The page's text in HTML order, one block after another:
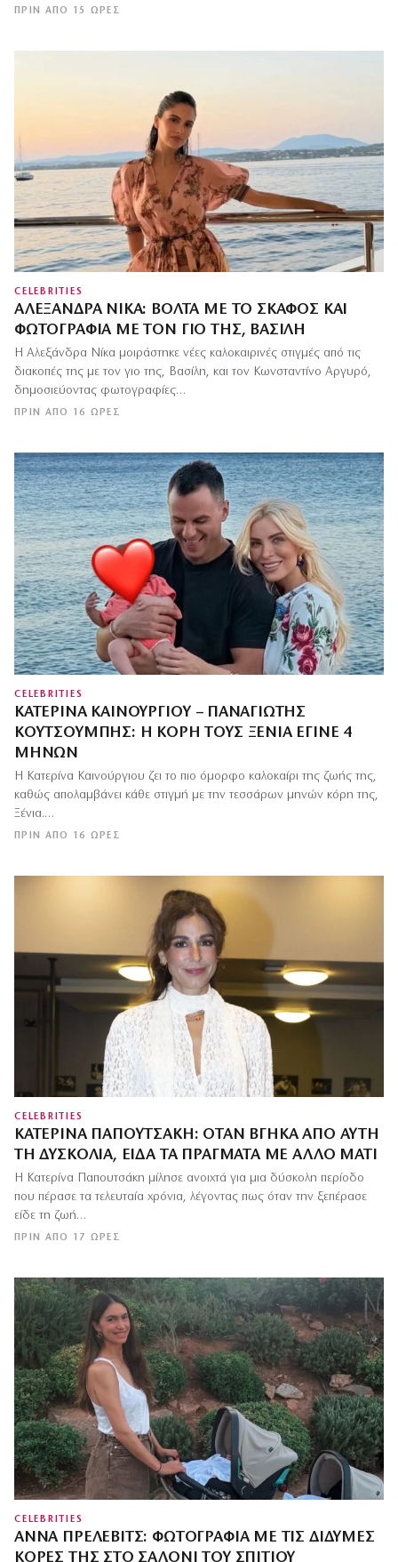
ΠΡΙΝ ΑΠΌ 15 ΏΡΕΣ
CELEBRITIES
ΑΛΕΞΆΝΔΡΑ ΝΊΚΑ: ΒΌΛΤΑ ΜΕ ΤΟ ΣΚΆΦΟΣ ΚΑΙ
ΦΩΤΟΓΡΑΦΊΑ ΜΕ ΤΟΝ ΓΙΟ ΤΗΣ, ΒΑΣΊΛΗ
ΠΡΙΝ ΑΠΌ 16 ΏΡΕΣ
Η Αλεξάνδρα Νίκα μοιράστηκε νέες καλοκαιρινές στιγμές από τις
διακοπές της με τον γιο της, Βασίλη, και τον Κωνσταντίνο Αργυρό,
δημοσιεύοντας φωτογραφίες…
CELEBRITIES
ΚΑΤΕΡΊΝΑ ΚΑΙΝΟΎΡΓΙΟΥ – ΠΑΝΑΓΙΏΤΗΣ
ΚΟΥΤΣΟΥΜΠΉΣ: Η ΚΌΡΗ ΤΟΥΣ ΞΈΝΙΑ ΈΓΙΝΕ 4
ΜΗΝΏΝ
ΠΡΙΝ ΑΠΌ 16 ΏΡΕΣ
Η Κατερίνα Καινούργιου ζει το πιο όμορφο καλοκαίρι της ζωής της,
καθώς απολαμβάνει κάθε στιγμή με την τεσσάρων μηνών κόρη της,
Ξένια.…
CELEBRITIES
ΚΑΤΕΡΊΝΑ ΠΑΠΟΥΤΣΆΚΗ: ΌΤΑΝ ΒΓΉΚΑ ΑΠΌ ΑΥΤΉ
ΤΗ ΔΥΣΚΟΛΊΑ, ΕΊΔΑ ΤΑ ΠΡΆΓΜΑΤΑ ΜΕ ΆΛΛΟ ΜΆΤΙ
ΠΡΙΝ ΑΠΌ 17 ΏΡΕΣ
Η Κατερίνα Παπουτσάκη μίλησε ανοιχτά για μια δύσκολη περίοδο
που πέρασε τα τελευταία χρόνια, λέγοντας πως όταν την ξεπέρασε
είδε τη ζωή…
CELEBRITIES
ΆΝΝΑ ΠΡΈΛΕΒΙΤΣ: ΦΩΤΟΓΡΑΦΊΑ ΜΕ ΤΙΣ ΔΊΔΥΜΕΣ
ΚΌΡΕΣ ΤΗΣ ΣΤΟ ΣΑΛΌΝΙ ΤΟΥ ΣΠΙΤΙΟΎ